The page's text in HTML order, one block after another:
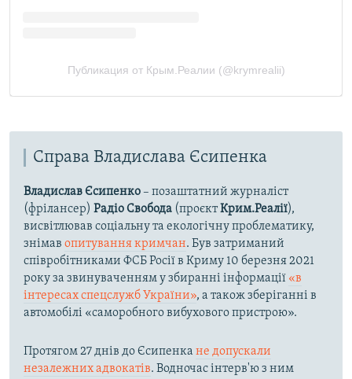
Справа Владислава Єсипенка
Владислав Єсипенко– позаштатний журналіст
(фрілансер) Радіо Свобода (проєктКрим.Реалії),
висвітлював соціальну та екологічну проблематику,
знімав опитування кримчан. Був затриманий
співробітниками ФСБ Росії в Криму 10 березня 2021
року за звинуваченням у збиранні інформації «в
інтересах спецслужб України», а також зберіганні в
автомобілі «саморобного вибухового пристрою».
Протягом 27 днів до Єсипенка не допускали
незалежних адвокатів. Водночас інтерв'ю з ним